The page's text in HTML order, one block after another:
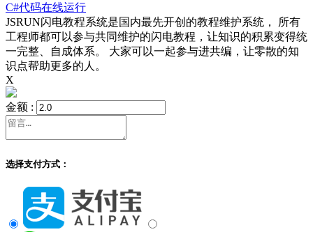
C#代码在线运行
JSRUN闪电教程系统是国内最先开创的教程维护系统， 所有
工程师都可以参与共同维护的闪电教程，让知识的积累变得统
一完整、自成体系。 大家可以一起参与进共编，让零散的知
识点帮助更多的人。
X
金额 :
选择支付方式：